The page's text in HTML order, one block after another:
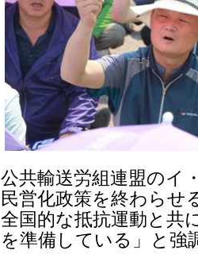
公共輸送労組連盟のイ
民営化政策を終わらせ
全国的な抵抗運動と共
を準備している」と強